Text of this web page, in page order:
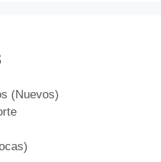
(Nuevos)